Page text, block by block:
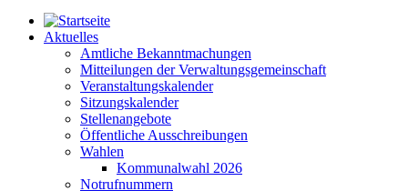
Aktuelles
Amtliche Bekanntmachungen
Mitteilungen der Verwaltungsgemeinschaft
Veranstaltungskalender
Sitzungskalender
Stellenangebote
Öffentliche Ausschreibungen
Wahlen
Kommunalwahl 2026
Notrufnummern